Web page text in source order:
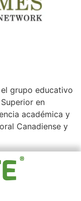
grupo educativo
en
académica y
Canadiense y